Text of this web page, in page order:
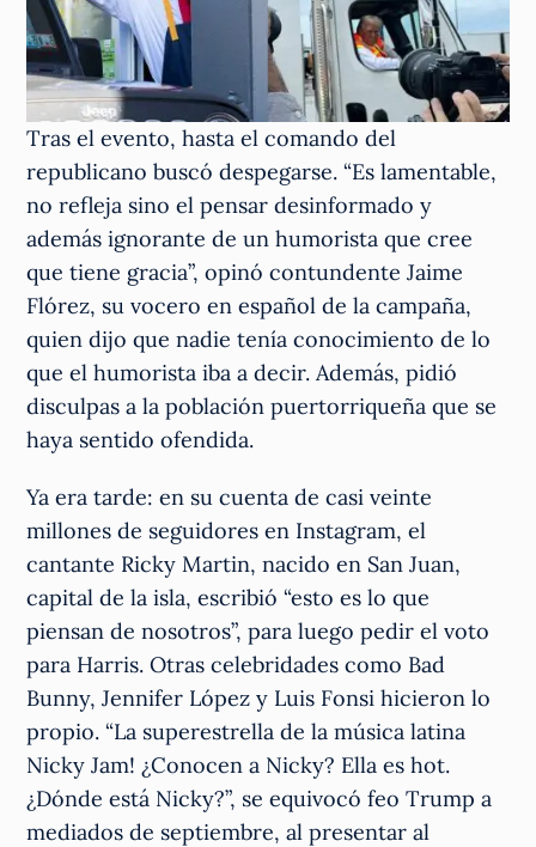
Tras el evento, hasta el comando del
republicano buscó despegarse. “Es lamentable,
no refleja sino el pensar desinformado y
además ignorante de un humorista que cree
que tiene gracia”, opinó contundente Jaime
Flórez, su vocero en español de la campaña,
quien dijo que nadie tenía conocimiento de lo
que el humorista iba a decir. Además, pidió
disculpas a la población puertorriqueña que se
haya sentido ofendida.
Ya era tarde: en su cuenta de casi veinte
millones de seguidores en Instagram, el
cantante Ricky Martin, nacido en San Juan,
capital de la isla, escribió “esto es lo que
piensan de nosotros”, para luego pedir el voto
para Harris. Otras celebridades como Bad
Bunny, Jennifer López y Luis Fonsi hicieron lo
propio. “La superestrella de la música latina
Nicky Jam! ¿Conocen a Nicky? Ella es hot.
¿Dónde está Nicky?”, se equivocó feo Trump a
mediados de septiembre, al presentar al